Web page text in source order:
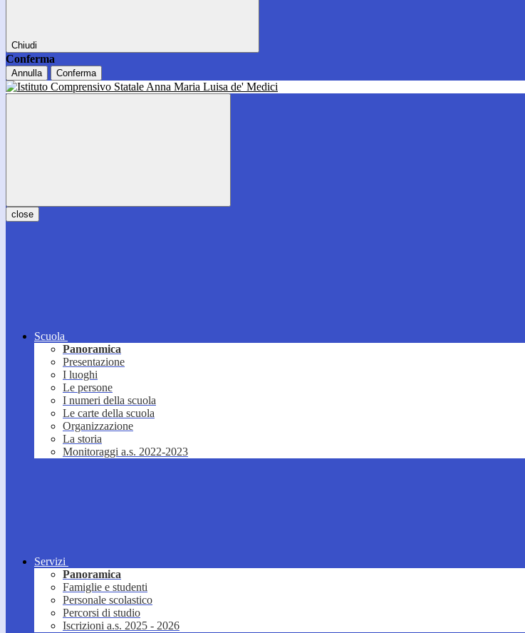
Chiudi
Conferma
Annulla Conferma
close
Scuola
Panoramica
Presentazione
I luoghi
Le persone
I numeri della scuola
Le carte della scuola
Organizzazione
La storia
Monitoraggi a.s. 2022-2023
Servizi
Panoramica
Famiglie e studenti
Personale scolastico
Percorsi di studio
Iscrizioni a.s. 2025 - 2026